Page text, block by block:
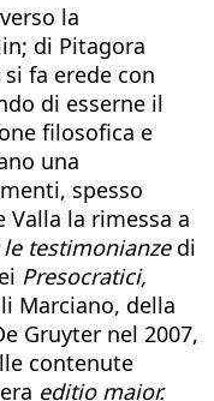
la
di Pitagora
fa erede con
di esserne il
filosofica e
una
spesso
la rimessa a
testimonianzedi
Presocratici,
Marciano, della
Gruyter nel 2007,
contenute
editio maior.